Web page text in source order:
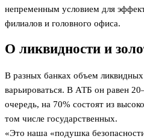
непременным условием для
филиалов и головного офиса.
О ликвидности и
В разных банках объем
варьироваться. В АТБ он равен
очередь, на 70% состоят из
том числе государственных.
«Это наша «подушка